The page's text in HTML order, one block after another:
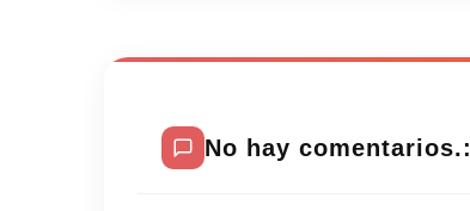
No hay comentarios.: